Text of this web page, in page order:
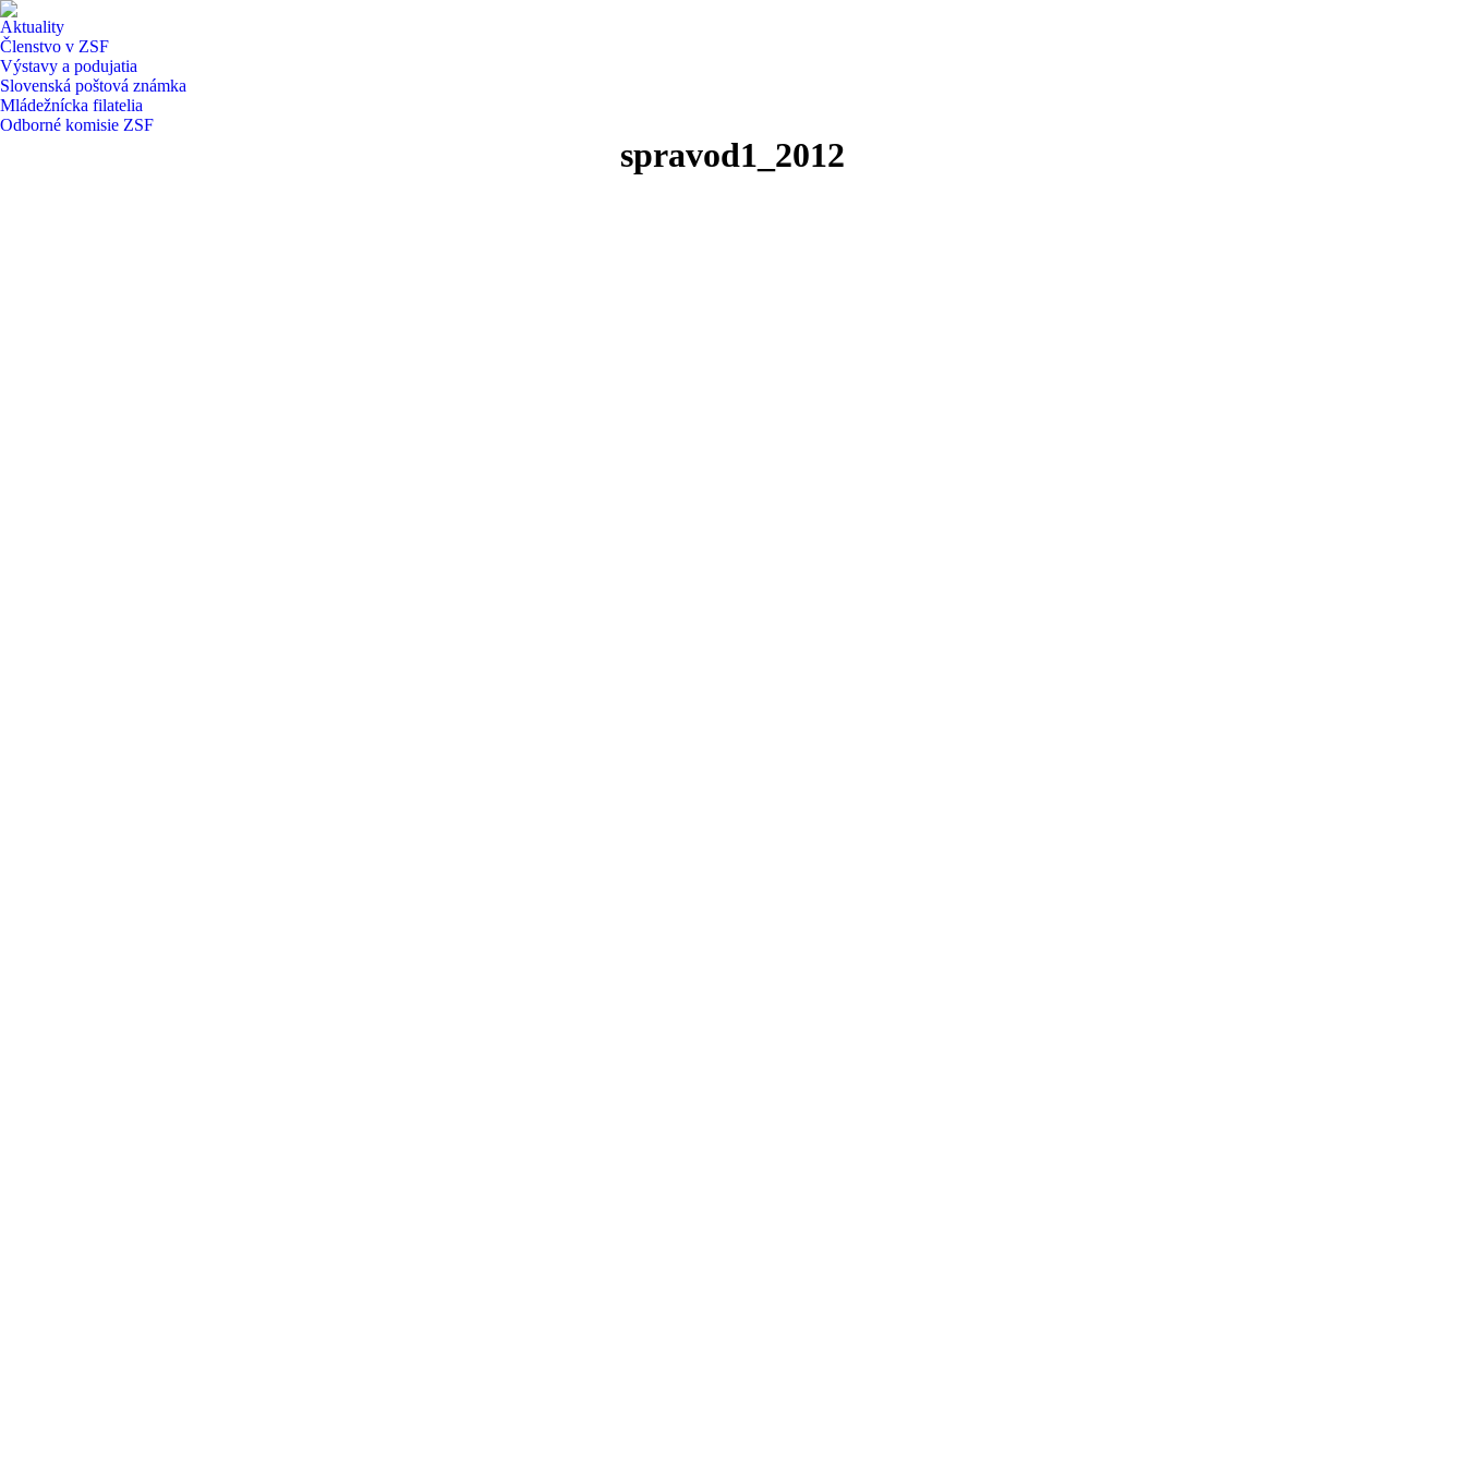
Aktuality
Členstvo v ZSF
Výstavy a podujatia
Slovenská poštová známka
Mládežnícka filatelia
Odborné komisie ZSF
spravod1_2012